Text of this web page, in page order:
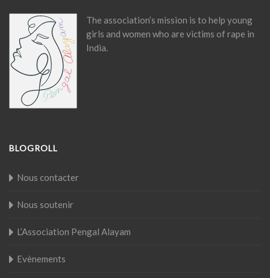
The association’s mission is to help young
girls and women who are victims of rape in
India.
BLOGROLL
Nous contacter
Nous soutenir
L’Association Pengal Alayam
Evènements